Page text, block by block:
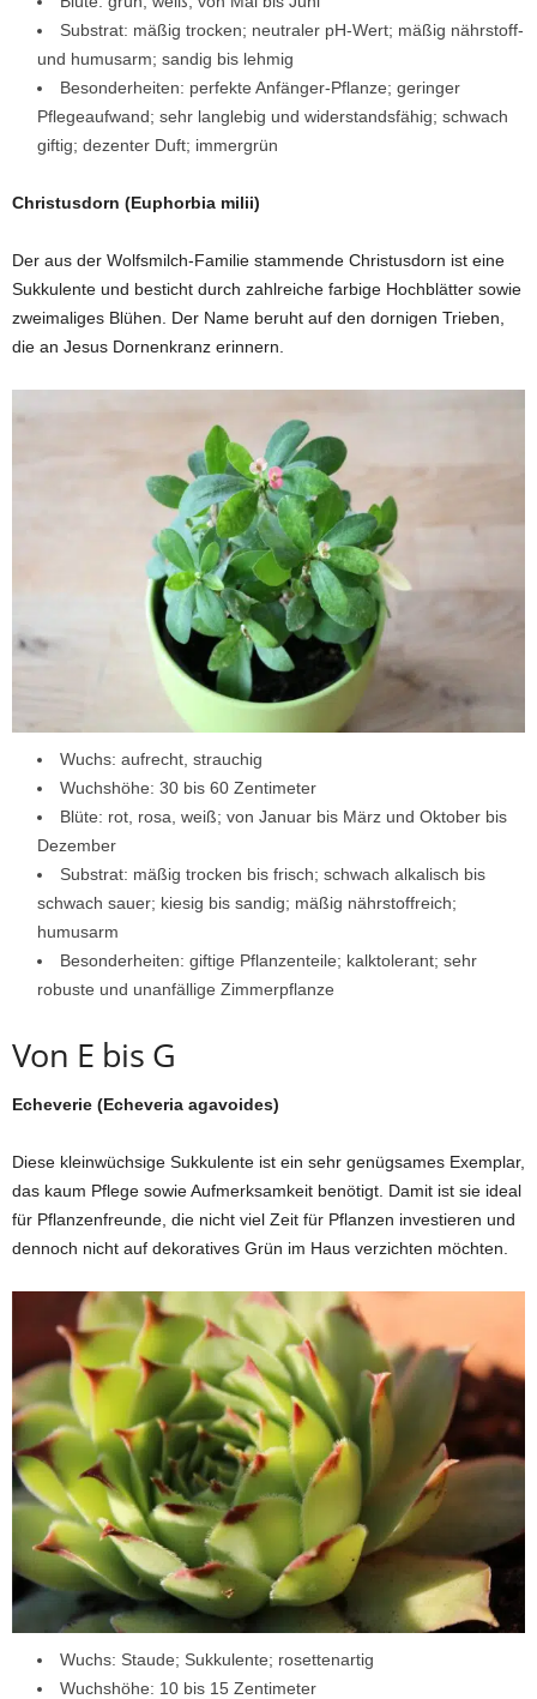
Substrat: mäßig trocken; neutraler pH-Wert; mäßig nährstoff-
und humusarm; sandig bis lehmig
Besonderheiten: perfekte Anfänger-Pflanze; geringer
Pflegeaufwand; sehr langlebig und widerstandsfähig; schwach
giftig; dezenter Duft; immergrün
Christusdorn (Euphorbia milii)
Der aus der Wolfsmilch-Familie stammende Christusdorn ist eine
Sukkulente und besticht durch zahlreiche farbige Hochblätter sowie
zweimaliges Blühen. Der Name beruht auf den dornigen Trieben,
die an Jesus Dornenkranz erinnern.
Wuchs: aufrecht, strauchig
Wuchshöhe: 30 bis 60 Zentimeter
Blüte: rot, rosa, weiß; von Januar bis März und Oktober bis
Dezember
Substrat: mäßig trocken bis frisch; schwach alkalisch bis
schwach sauer; kiesig bis sandig; mäßig nährstoffreich;
humusarm
Besonderheiten: giftige Pflanzenteile; kalktolerant; sehr
robuste und unanfällige Zimmerpflanze
Von E bis G
Echeverie (Echeveria agavoides)
Diese kleinwüchsige Sukkulente ist ein sehr genügsames Exemplar,
das kaum Pflege sowie Aufmerksamkeit benötigt. Damit ist sie ideal
für Pflanzenfreunde, die nicht viel Zeit für Pflanzen investieren und
dennoch nicht auf dekoratives Grün im Haus verzichten möchten.
Wuchs: Staude; Sukkulente; rosettenartig
Wuchshöhe: 10 bis 15 Zentimeter